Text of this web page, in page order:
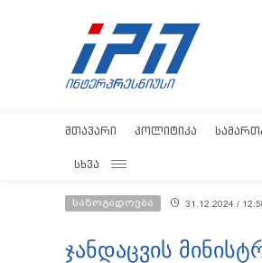
ᲛᲗᲐᲕᲐᲠᲘ ᲞᲝᲚᲘᲢᲘᲙᲐ
ᲡᲮᲕᲐ
საზოგადოება 31.12.2024 /
ჯანდაცვის